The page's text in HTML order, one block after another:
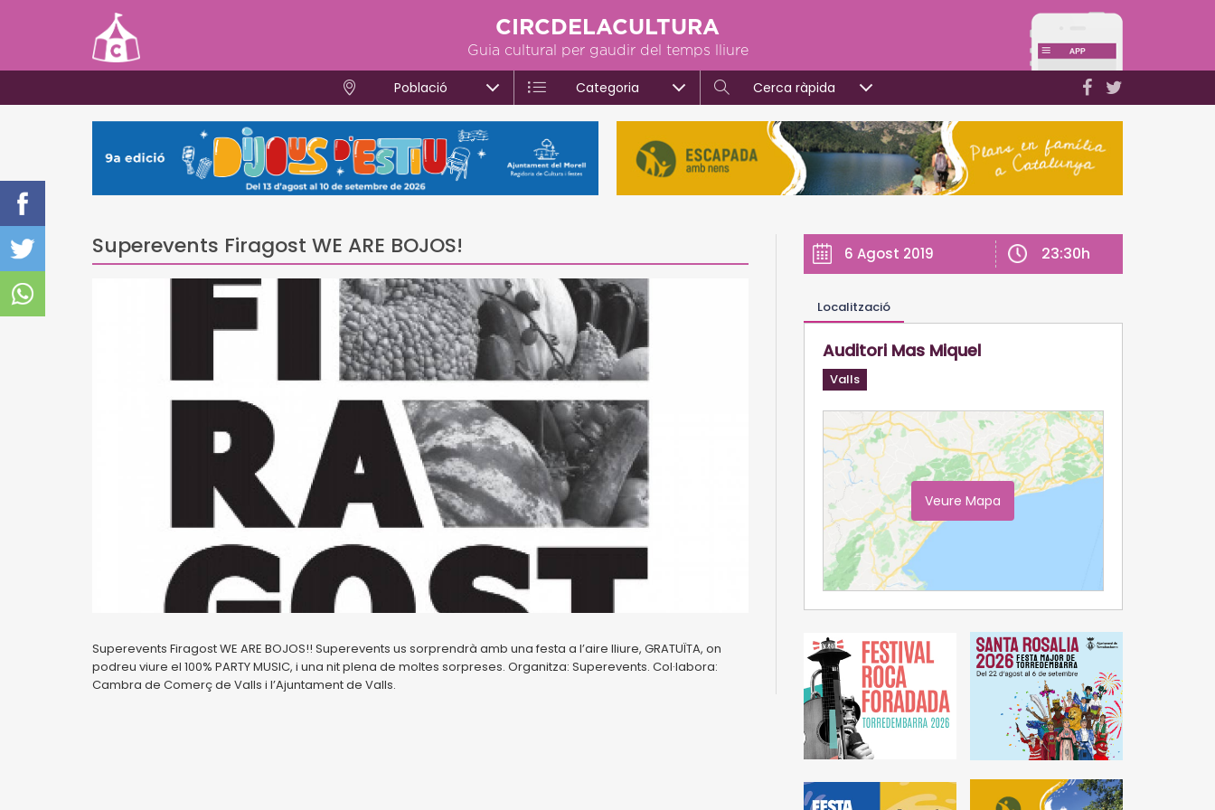
CIRCDELACULTURA
Guia cultural per gaudir del temps lliure
Població Categoria Cerca ràpida
Superevents Firagost WE ARE BOJOS!
Superevents Firagost WE ARE BOJOS!! Superevents us sorprendrà amb una festa a l’aire lliure, GRATUÏTA, on
podreu viure el 100% PARTY MUSIC, i una nit plena de moltes sorpreses. Organitza: Superevents. Col·labora:
Cambra de Comerç de Valls i l’Ajuntament de Valls.
6 Agost 2019 23:30h
Localització
Auditori Mas Miquel
Valls
Veure Mapa